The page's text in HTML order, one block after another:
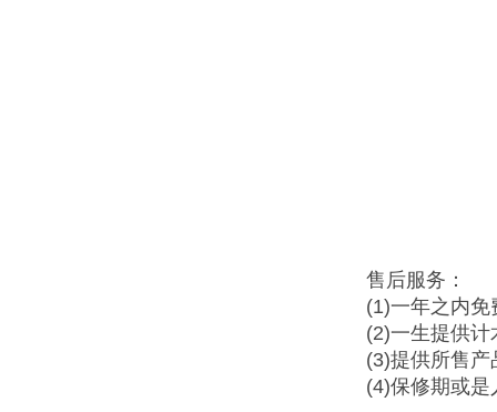
售后服务：
(1)一年之内免
(2)一生提供
(3)提供所售产
(4)保修期或